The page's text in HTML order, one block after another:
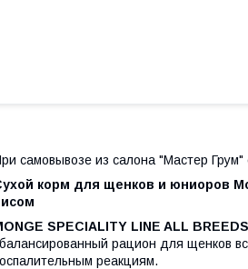
самовывозе из салона "Мастер Грум"
корм для щенков и юниоров
SPECIALITY LINE ALL
рацион для щенков
реакциям.